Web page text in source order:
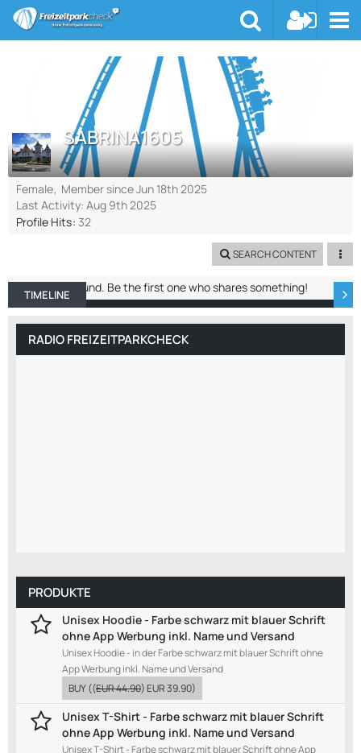
SABRINA1605
Female Member since Jun 18th 2025
Last Activity: Aug 9th 2025
Profile Hits 32
SEARCH CONTENT
TIMELINE ABOUT ME RECENT ACTIVITY
No entries found. Be the first one who shares something!
RADIO FREIZEITPARKCHECK
PRODUKTE
Unisex Hoodie - Farbe schwarz mit blauer Schrift
ohne App Werbung inkl. Name und Versand
Unisex Hoodie - in der Farbe schwarz mit blauer Schrift ohne
App Werbung inkl. Name und Versand
BUY((EUR 44.90)EUR 39.90)
Unisex T-Shirt - Farbe schwarz mit blauer Schrift
ohne App Werbung inkl. Name und Versand
Unisex T-Shirt - Farbe schwarz mit blauer Schrift ohne App